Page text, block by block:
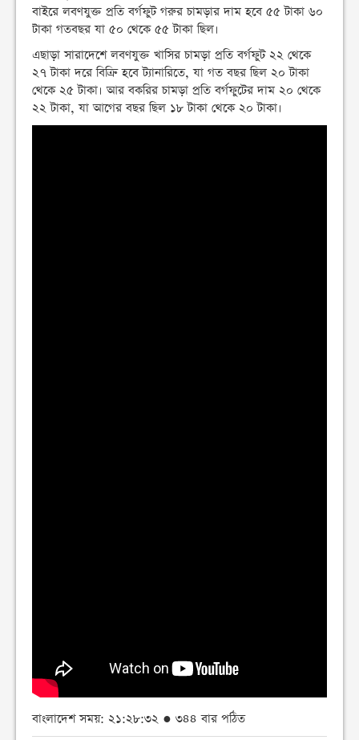
বাইরে লবণযুক্ত প্রতি বর্গফুট গরুর চামড়ার দাম হবে ৫৫ টাকা ৬০
টাকা গতবছর যা ৫০ থেকে ৫৫ টাকা ছিল।
এছাড়া সারাদেশে লবণযুক্ত খাসির চামড়া প্রতি বর্গফুট ২২ থেকে
২৭ টাকা দরে বিক্রি হবে ট্যানারিতে, যা গত বছর ছিল ২০ টাকা
থেকে ২৫ টাকা। আর বকরির চামড়া প্রতি বর্গফুটের দাম ২০ থেকে
২২ টাকা, যা আগের বছর ছিল ১৮ টাকা থেকে ২০ টাকা।
বাংলাদেশ সময়: ২১:২৮:৩২ ● ৩৪৪ বার পঠিত